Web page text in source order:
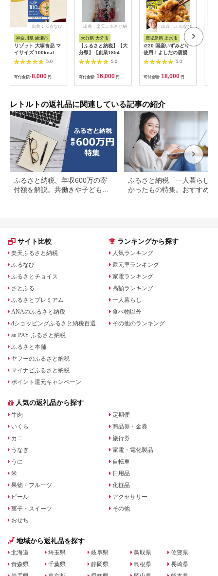
出典：ふるなび
神奈川県 綾瀬市
リゾット 大塚食品 マ
イサイズ 100kcal チ
ーズリゾットの素 10
個 ゴーダ パルメザン
エダム チェダー コク
深い 濃厚 チキン 白ワ
イン ブラックペッパ
5.0
寄付金額: 8,000 円
出典：楽天ふるさと納
税
大分県 大分市
【ふるさと納税】【大
分県】【創業1854
年】【発祥】おかわり
一番 4袋 佃煮セット
惣菜 国産 煮干し いり
こ 昆布 かつお削りぶ
し ごま 特製たれ 手軽
酒のおつまみ お弁当
保存食 非常食 アウト
5.0
寄付金額: 16,000 円
出典：ふるなび
鹿児島県 出水市
i220 国産いずみどり
使用！よしだの唐揚げ
1.5キロ(30個 10個×3
パック)溢れる肉汁が
たまらない！サクサク
ジューシー！真空パッ
クでお届け！【スーパ
5.0
寄付金額: 18,000 円
レトルトの返礼品に関連している記事の紹介
ふるさと納税、年収600万の寄
付額を解説。共働きや子どもが
ふるさと納税「一人暮らし」
かったもの特集。おすすめ返
サイト比較
楽天ふるさと納税
ふるなび
ふるさとチョイス
さとふる
ふるさとプレミアム
ANAのふるさと納税
dショッピングふるさと納税百選
au PAY ふるさと納税
ふるさと本舗
ヤフーのふるさと納税
マイナビふるさと納税
ポイント還元キャンペーン
ランキングから探す
人気ランキング
還元率ランキング
家電ランキング
高額ランキング
一人暮らし
食べ物以外
その他のランキング
人気の返礼品から探す
牛肉
いくら
カニ
うなぎ
うに
米
果物・フルーツ
ビール
菓子・スイーツ
おせち
定期便
商品券・金券
旅行券
家電・電化製品
自転車
日用品
化粧品
アクセサリー
その他
地域から返礼品を探す
北海道
青森県
埼玉県
千葉県
岐阜県
静岡県
鳥取県
島根県
佐賀県
長崎県